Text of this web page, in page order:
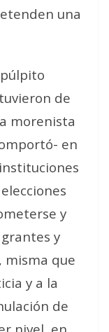
una
de
morenista
en
y
y
misma que
y a la
de